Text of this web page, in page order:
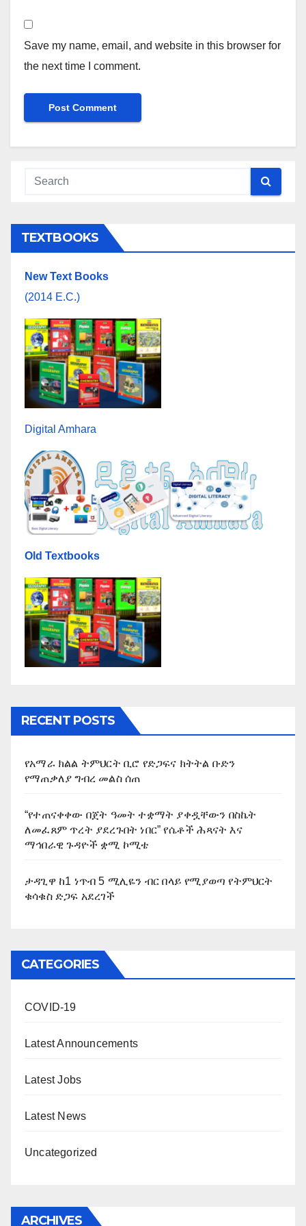
Save my name, email, and website in this browser for
the next time I comment.
TEXTBOOKS
New Text Books
(2014 E.C.)
Digital Amhara
Old Textbooks
RECENT POSTS
የአማራ ክልል ትምህርት ቢሮ የድጋፍና ክትትል ቡድን
የማጠቃለያ ግብረ መልስ ሰጠ
“የተጠናቀቀው በጀት ዓመት ተቋማት ያቀዷቸውን በስኬት
ለመፈጸም ጥረት ያደረጉበት ነበር” የሴቶች ሕጻናት እና
ማኅበራዊ ጉዳዮች ቋሚ ኮሚቴ
ታዳጊዋ ከ1 ነጥብ 5 ሚሊዬን ብር በላይ የሚያወጣ የትምህርት
ቁሳቁስ ድጋፍ አደረገች
CATEGORIES
COVID-19
Latest Announcements
Latest Jobs
Latest News
Uncategorized
ARCHIVES